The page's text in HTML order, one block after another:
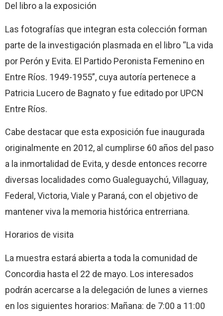
Del libro a la exposición
Las fotografías que integran esta colección forman
parte de la investigación plasmada en el libro “La vida
por Perón y Evita. El Partido Peronista Femenino en
Entre Ríos. 1949-1955”, cuya autoría pertenece a
Patricia Lucero de Bagnato y fue editado por UPCN
Entre Ríos.
Cabe destacar que esta exposición fue inaugurada
originalmente en 2012, al cumplirse 60 años del paso
a la inmortalidad de Evita, y desde entonces recorre
diversas localidades como Gualeguaychú, Villaguay,
Federal, Victoria, Viale y Paraná, con el objetivo de
mantener viva la memoria histórica entrerriana.
Horarios de visita
La muestra estará abierta a toda la comunidad de
Concordia hasta el 22 de mayo. Los interesados
podrán acercarse a la delegación de lunes a viernes
en los siguientes horarios: Mañana: de 7:00 a 11:00